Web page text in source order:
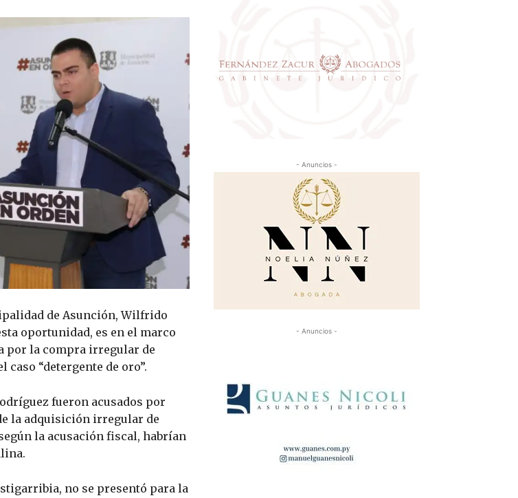
de Asunción, Wilfrido
oportunidad, es en el marco
por la compra irregular de
“detergente de oro”.
fueron acusados por
la adquisición irregular de
la acusación fiscal, habrían
no se presentó para la
- Anuncios -
- Anuncios -